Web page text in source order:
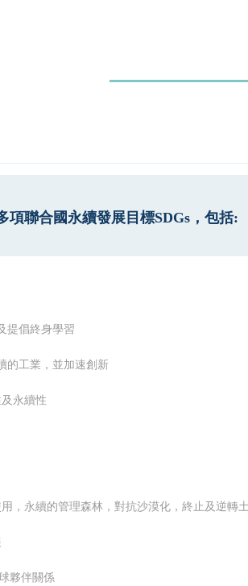
聯合國永續發展目標SDGs，包括:
提倡終身學習
的工業，並加速創新
永續性
，永續的管理森林，對抗沙漠化，終止及逆轉
夥伴關係